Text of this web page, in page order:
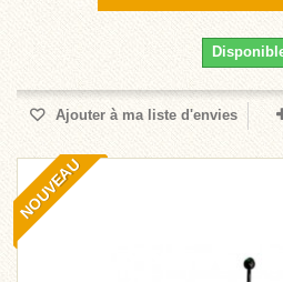
Ajouter à ma liste d'envies
NOUVEAU